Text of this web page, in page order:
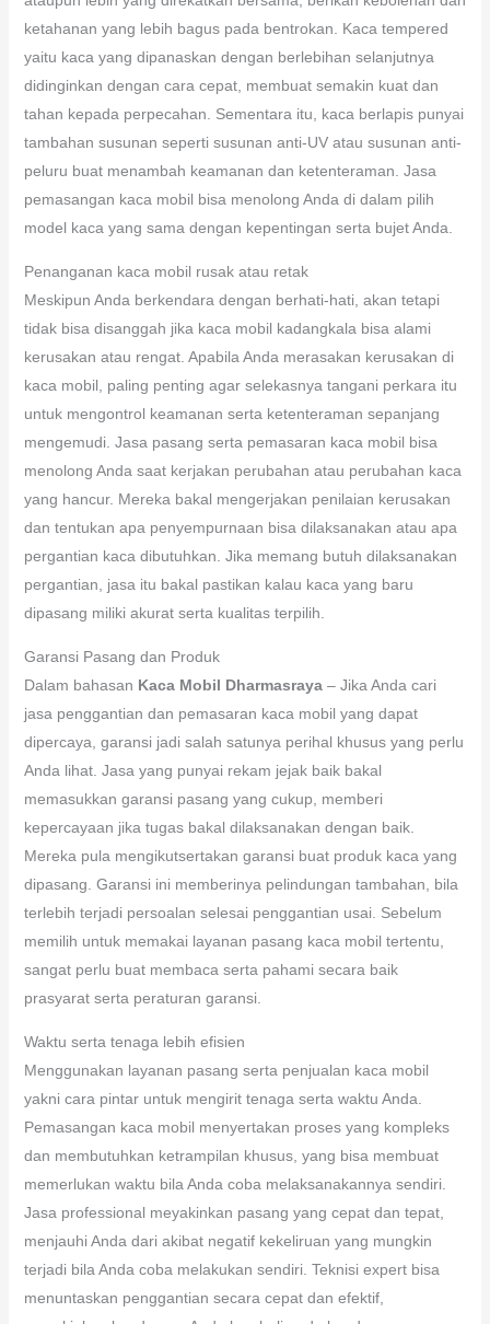
ketahanan yang lebih bagus pada bentrokan. Kaca tempered
yaitu kaca yang dipanaskan dengan berlebihan selanjutnya
didinginkan dengan cara cepat, membuat semakin kuat dan
tahan kepada perpecahan. Sementara itu, kaca berlapis punyai
tambahan susunan seperti susunan anti-UV atau susunan anti-
peluru buat menambah keamanan dan ketenteraman. Jasa
pemasangan kaca mobil bisa menolong Anda di dalam pilih
model kaca yang sama dengan kepentingan serta bujet Anda.
Penanganan kaca mobil rusak atau retak
Meskipun Anda berkendara dengan berhati-hati, akan tetapi
tidak bisa disanggah jika kaca mobil kadangkala bisa alami
kerusakan atau rengat. Apabila Anda merasakan kerusakan di
kaca mobil, paling penting agar selekasnya tangani perkara itu
untuk mengontrol keamanan serta ketenteraman sepanjang
mengemudi. Jasa pasang serta pemasaran kaca mobil bisa
menolong Anda saat kerjakan perubahan atau perubahan kaca
yang hancur. Mereka bakal mengerjakan penilaian kerusakan
dan tentukan apa penyempurnaan bisa dilaksanakan atau apa
pergantian kaca dibutuhkan. Jika memang butuh dilaksanakan
pergantian, jasa itu bakal pastikan kalau kaca yang baru
dipasang miliki akurat serta kualitas terpilih.
Garansi Pasang dan Produk
Dalam bahasan Kaca Mobil Dharmasraya– Jika Anda cari
jasa penggantian dan pemasaran kaca mobil yang dapat
dipercaya, garansi jadi salah satunya perihal khusus yang perlu
Anda lihat. Jasa yang punyai rekam jejak baik bakal
memasukkan garansi pasang yang cukup, memberi
kepercayaan jika tugas bakal dilaksanakan dengan baik.
Mereka pula mengikutsertakan garansi buat produk kaca yang
dipasang. Garansi ini memberinya pelindungan tambahan, bila
terlebih terjadi persoalan selesai penggantian usai. Sebelum
memilih untuk memakai layanan pasang kaca mobil tertentu,
sangat perlu buat membaca serta pahami secara baik
prasyarat serta peraturan garansi.
Waktu serta tenaga lebih efisien
Menggunakan layanan pasang serta penjualan kaca mobil
yakni cara pintar untuk mengirit tenaga serta waktu Anda.
Pemasangan kaca mobil menyertakan proses yang kompleks
dan membutuhkan ketrampilan khusus, yang bisa membuat
memerlukan waktu bila Anda coba melaksanakannya sendiri.
Jasa professional meyakinkan pasang yang cepat dan tepat,
menjauhi Anda dari akibat negatif kekeliruan yang mungkin
terjadi bila Anda coba melakukan sendiri. Teknisi expert bisa
menuntaskan penggantian secara cepat dan efektif,